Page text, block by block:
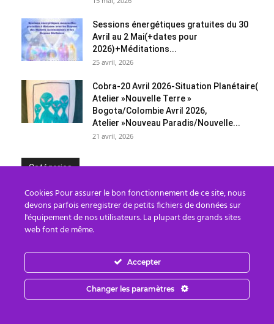
Sessions énergétiques gratuites du 30
Avril au 2 Mai(+dates pour
2026)+Méditations...
25 avril, 2026
Cobra-20 Avril 2026-Situation Planétaire(
Atelier »Nouvelle Terre »
Bogota/Colombie Avril 2026,
Atelier »Nouveau Paradis/Nouvelle...
21 avril, 2026
Catégories
Catégories
Les
Archives
Cookies Pour assurer le bon fonctionnement de ce site, nous
devons parfois enregistrer de petits fichiers de données sur
l'équipement de nos utilisateurs. La plupart des grands sites
web font de même.
Accepter
Changer les paramètres